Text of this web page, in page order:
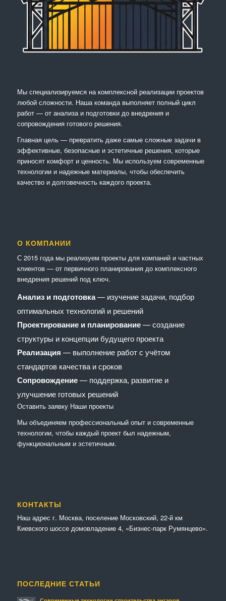
Мы специализируемся на комплексной реализации проектов
любой сложности. Наша команда выполняет полный цикл
работ — от анализа и подготовки до внедрения и
сопровождения готового решения.
Главная цель — превратить даже самые сложные задачи в
эффективные, безопасные и эстетичные решения, которые
приносят комфорт и ценность. Мы используем современные
технологии и надежные материалы, чтобы обеспечить
качество и долговечность каждого проекта.
О КОМПАНИИ
С 2015 года мы реализуем проекты для компаний и частных
клиентов — от первичного планирования до комплексного
внедрения решений под ключ.
Анализ и подготовка— изучение задачи, подбор
оптимальных технологий и решений
Проектирование и планирование— создание
структуры и концепции будущего проекта
Реализация — выполнение работ с учётом
стандартов качества и сроков
Сопровождение— поддержка, развитие и
улучшение готовых решений
Оставить заявку Наши проекты
Мы объединяем профессиональный опыт и современные
технологии, чтобы каждый проект был надежным,
функциональным и эстетичным.
КОНТАКТЫ
Наш адрес г. Москва, поселение Московский, 22-й км
Киевского шоссе домовладение 4, «Бизнес-парк Румянцево».
ПОСЛЕДНИЕ СТАТЬИ